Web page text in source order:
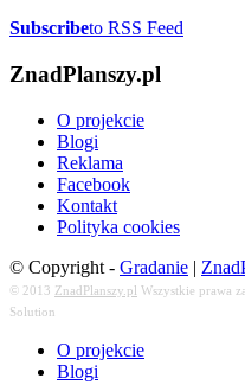
Subscribeto RSS Feed
ZnadPlanszy.pl
O projekcie
Blogi
Reklama
Facebook
Kontakt
Polityka cookies
© Copyright - Gradanie |
© 2013 ZnadPlanszy.pl Wszystkie prawa
Solution
O projekcie
Blogi